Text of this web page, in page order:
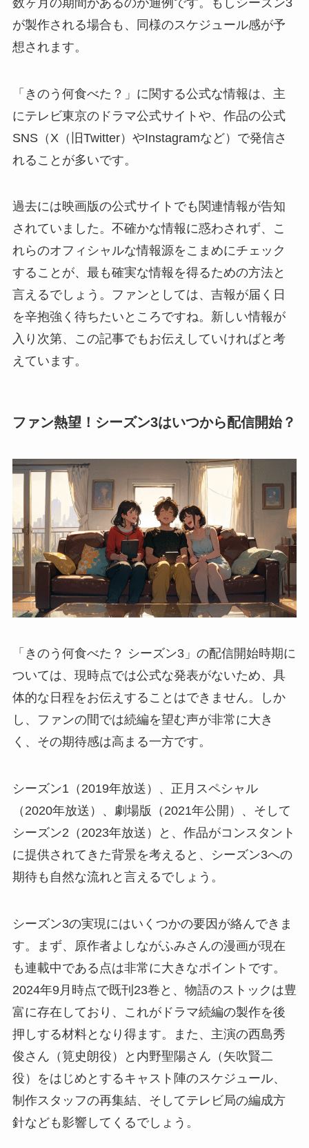
が製作される場合も、同様のスケジュール感が予
想されます。
「きのう何食べた？」に関する公式な情報は、主
にテレビ東京のドラマ公式サイトや、作品の公式
SNS（X（旧Twitter）やInstagramなど）で発信さ
れることが多いです。
過去には映画版の公式サイトでも関連情報が告知
されていました。不確かな情報に惑わされず、こ
れらのオフィシャルな情報源をこまめにチェック
することが、最も確実な情報を得るための方法と
言えるでしょう。ファンとしては、吉報が届く日
を辛抱強く待ちたいところですね。新しい情報が
入り次第、この記事でもお伝えしていければと考
えています。
ファン熱望！シーズン3はいつから配信開始？
「きのう何食べた？ シーズン3」の配信開始時期に
ついては、現時点では公式な発表がないため、具
体的な日程をお伝えすることはできません。しか
し、ファンの間では続編を望む声が非常に大き
く、その期待感は高まる一方です。
シーズン1（2019年放送）、正月スペシャル
（2020年放送）、劇場版（2021年公開）、そして
シーズン2（2023年放送）と、作品がコンスタント
に提供されてきた背景を考えると、シーズン3への
期待も自然な流れと言えるでしょう。
シーズン3の実現にはいくつかの要因が絡んできま
す。まず、原作者よしながふみさんの漫画が現在
も連載中である点は非常に大きなポイントです。
2024年9月時点で既刊23巻と、物語のストックは豊
富に存在しており、これがドラマ続編の製作を後
押しする材料となり得ます。また、主演の西島秀
俊さん（筧史朗役）と内野聖陽さん（矢吹賢二
役）をはじめとするキャスト陣のスケジュール、
制作スタッフの再集結、そしてテレビ局の編成方
針なども影響してくるでしょう。